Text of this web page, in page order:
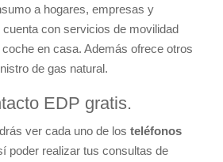
a hogares, empresas y
con servicios de movilidad
en casa. Además ofrece otros
de gas natural.
EDP gratis.
ver cada uno de los teléfonos
poder realizar tus consultas de